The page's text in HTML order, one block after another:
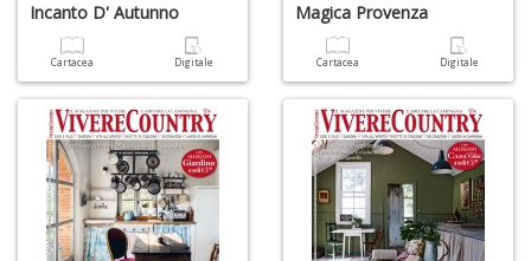
Incanto D' Autunno
Cartacea Digitale
Magica Provenza
Cartacea Digitale